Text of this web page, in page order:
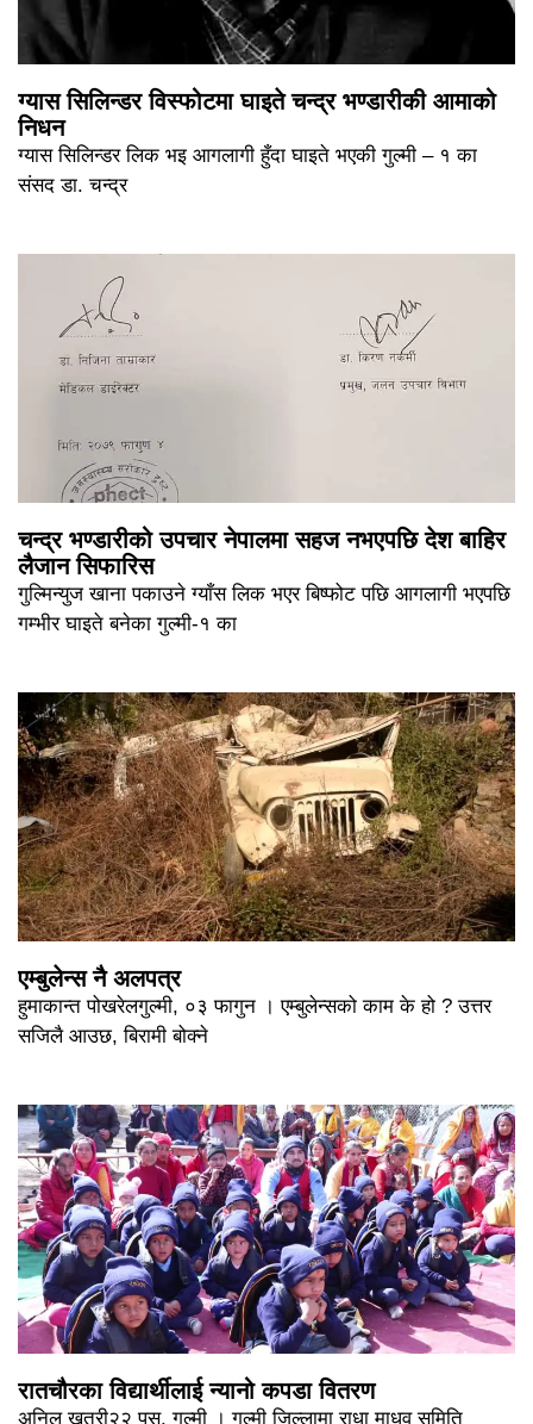
ग्यास सिलिन्डर विस्फोटमा घाइते चन्द्र भण्डारीकी आमाको
निधन
ग्यास सिलिन्डर लिक भइ आगलागी हुँदा घाइते भएकी गुल्मी – १ का
संसद डा. चन्द्र
चन्द्र भण्डारीको उपचार नेपालमा सहज नभएपछि देश बाहिर
लैजान सिफारिस
गुल्मिन्युज खाना पकाउने ग्याँस लिक भएर बिष्फोट पछि आगलागी भएपछि
गम्भीर घाइते बनेका गुल्मी-१ का
एम्बुलेन्स नै अलपत्र
हुमाकान्त पोखरेलगुल्मी, ०३ फागुन । एम्बुलेन्सको काम के हो ? उत्तर
सजिलै आउछ, बिरामी बोक्ने
रातचौरका विद्यार्थीलाई न्यानो कपडा वितरण
अनिल खत्री२२ पुस, गुल्मी । गुल्मी जिल्लामा राधा माधव समिति